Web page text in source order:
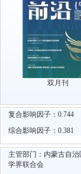
双月刊
复合影响因子：0.744
综合影响因子：0.381
主管部门：内蒙古自
学界联合会